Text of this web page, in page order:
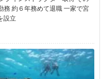
務 約６年務めて退職 一家で宮
設立